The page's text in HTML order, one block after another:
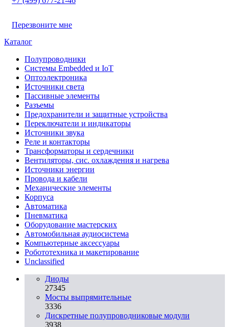
Перезвоните мне
Каталог
Полупроводники
Системы Embedded и IoT
Oптоэлектроника
Источники света
Пассивные элементы
Разъeмы
Предохранители и защитные устройства
Переключатели и индикаторы
Источники звука
Реле и контакторы
Трансформаторы и сердечники
Вентиляторы, сис. охлаждения и нагрева
Источники энергии
Провода и кабели
Механические элементы
Корпуса
Автоматика
Пневматика
Оборудование мастерских
Автомобильная аудиосистема
Компьютерные аксессуары
Робототехника и макетирование
Unclassified
Диоды
27345
Мосты выпрямительные
3336
Дискретные полупроводниковые модули
3938